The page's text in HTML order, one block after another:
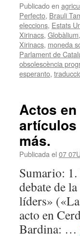
Publicado en
Perfecto, Brauli
eleccions, Estats
Xirinacs, Globàlium,
Xirinacs, moneda
Parlament de
obsolescència
esperanto,
Actos
artículos
más.
Publicada el 07
Sumario:
debate de
líders»
acto en
Bardina: …